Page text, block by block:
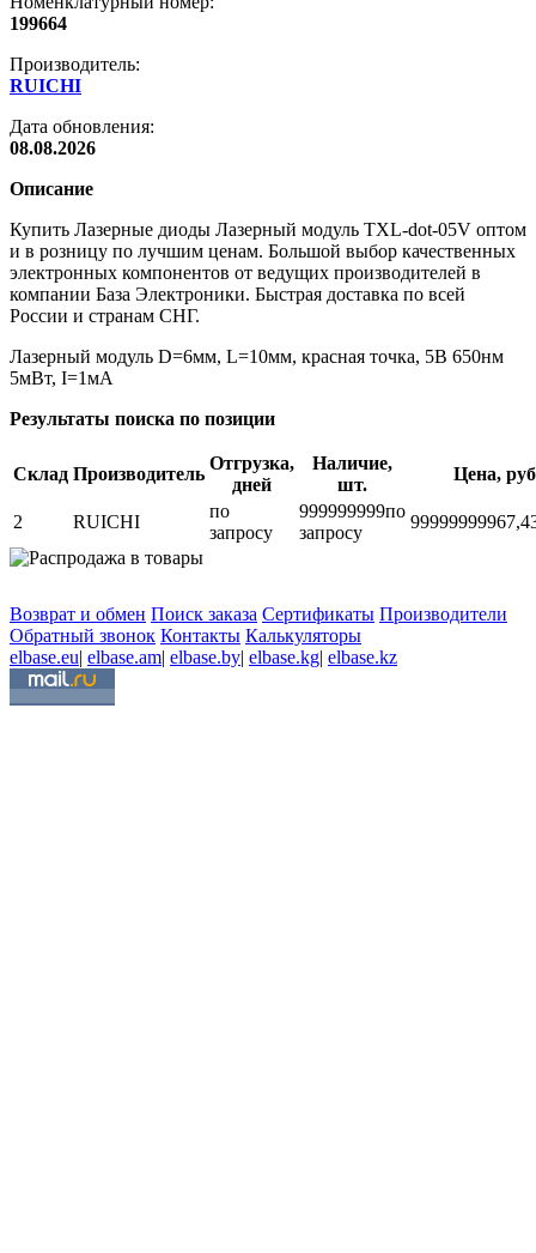
199664
Производитель:
RUICHI
Дата обновления:
08.08.2026
Описание
Купить Лазерные диоды Лазерный модуль TXL-dot-05V оптом
и в розницу по лучшим ценам. Большой выбор качественных
электронных компонентов от ведущих производителей в
компании База Электроники. Быстрая доставка по всей
России и странам СНГ.
Лазерный модуль D=6мм, L=10мм, красная точка, 5В 650нм
5мВт, I=1мА
Результаты поиска по позиции
Склад Производитель
Отгрузка,
дней
Наличие,
шт.
Цена,
2 RUICHI
по
запросу
999999999по
запросу
999999999
Возврат и обмен Поиск заказа Сертификаты Производители
Обратный звонок Контакты Калькуляторы
elbase.eu| elbase.am| elbase.by| elbase.kg| elbase.kz